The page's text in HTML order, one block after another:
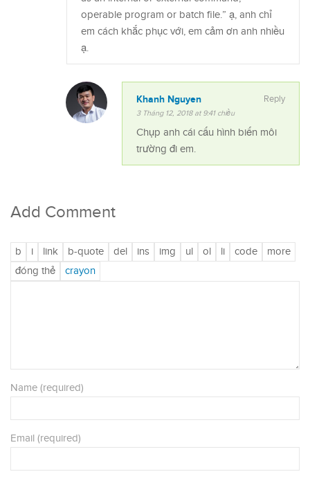
operable program or batch file.” ạ, anh chỉ
em cách khắc phục với, em cảm ơn anh nhiều
ạ.
Khanh Nguyen
3 Tháng 12, 2018 at 9:41 chiều
Reply
Chụp anh cái cấu hình biến môi
trường đi em.
Add Comment
Name (required)
Email (required)